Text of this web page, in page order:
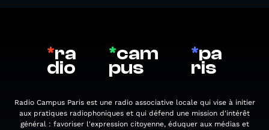
*ra
dio
*cam
pus
*pa
ris
Radio Campus Paris est une radio associative locale qui vise à initier
aux pratiques radiophoniques et qui défend une mission d'intérêt
général : favoriser l'expression citoyenne, éduquer aux médias et